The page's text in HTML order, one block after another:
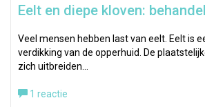
Eelt en diepe kloven:
Veel mensen hebben last van eelt. Eelt is
verdikking van de opperhuid. De
zich uitbreiden…
1 reactie